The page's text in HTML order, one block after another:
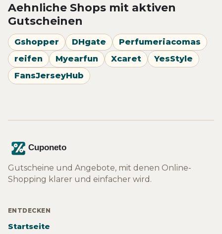
Aehnliche Shops mit aktiven
Gutscheinen
Gshopper DHgate
Perfumeriacomas
reifen
Myearfun Xcaret
YesStyle
FansJerseyHub
Gutscheine und Angebote, mit denen Online-
Shopping klarer und einfacher wird.
ENTDECKEN
Startseite